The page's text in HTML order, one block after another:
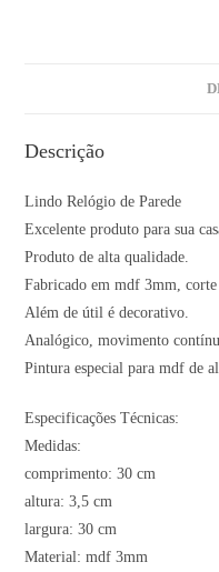
Descrição
Lindo Relógio de Parede
Excelente produto para sua
Produto de alta qualidade.
Fabricado em mdf 3mm,
Além de útil é decorativo.
Analógico, movimento
Pintura especial para mdf de
Especificações Técnicas:
Medidas:
comprimento: 30 cm
altura: 3,5 cm
largura: 30 cm
Material: mdf 3mm